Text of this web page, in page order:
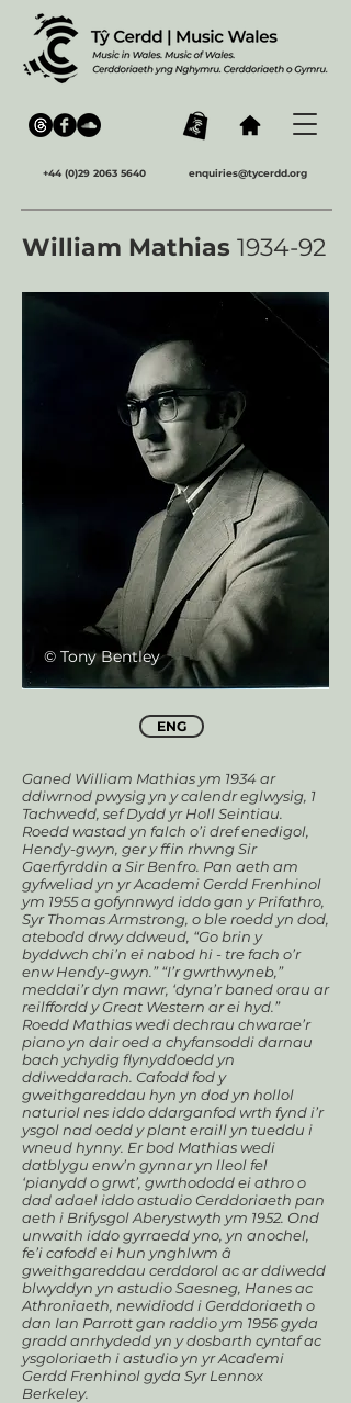
+44 (0)29 2063 5640 enquiries@tycerdd.org
William Mathias 1934-92
© Tony Bentley
ENG
Ganed William Mathias ym 1934 ar
ddiwrnod pwysig yn y calendr eglwysig, 1
Tachwedd, sef Dydd yr Holl Seintiau.
Roedd wastad yn falch o’i dref enedigol,
Hendy-gwyn, ger y ffin rhwng Sir
Gaerfyrddin a Sir Benfro. Pan aeth am
gyfweliad yn yr Academi Gerdd Frenhinol
ym 1955 a gofynnwyd iddo gan y Prifathro,
Syr Thomas Armstrong, o ble roedd yn dod,
atebodd drwy ddweud, “Go brin y
byddwch chi’n ei nabod hi - tre fach o’r
enw Hendy-gwyn.” “I’r gwrthwyneb,”
meddai’r dyn mawr, ‘dyna’r baned orau ar
reilffordd y Great Western ar ei hyd.”
Roedd Mathias wedi dechrau chwarae’r
piano yn dair oed a chyfansoddi darnau
bach ychydig flynyddoedd yn
ddiweddarach. Cafodd fod y
gweithgareddau hyn yn dod yn hollol
naturiol nes iddo ddarganfod wrth fynd i’r
ysgol nad oedd y plant eraill yn tueddu i
wneud hynny. Er bod Mathias wedi
datblygu enw’n gynnar yn lleol fel
‘pianydd o grwt’, gwrthododd ei athro o
dad adael iddo astudio Cerddoriaeth pan
aeth i Brifysgol Aberystwyth ym 1952. Ond
unwaith iddo gyrraedd yno, yn anochel,
fe’i cafodd ei hun ynghlwm â
gweithgareddau cerddorol ac ar ddiwedd
blwyddyn yn astudio Saesneg, Hanes ac
Athroniaeth, newidiodd i Gerddoriaeth o
dan Ian Parrott gan raddio ym 1956 gyda
gradd anrhydedd yn y dosbarth cyntaf ac
ysgoloriaeth i astudio yn yr Academi
Gerdd Frenhinol gyda Syr Lennox
Berkeley.